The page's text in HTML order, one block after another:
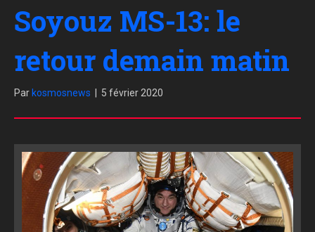
Soyouz MS-13: le
retour demain matin
Par kosmosnews 5 février 2020